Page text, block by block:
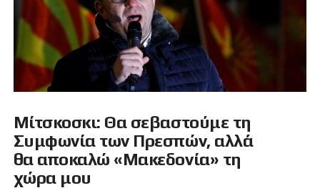
Μίτσκοσκι: Θα σεβαστούμε τη
Συμφωνία των Πρεσπών, αλλά
θα αποκαλώ «Μακεδονία» τη
χώρα μου